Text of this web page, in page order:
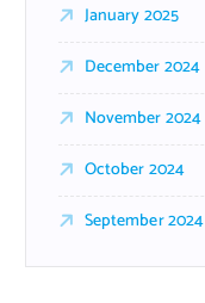
January 2025
December 2024
November 2024
October 2024
September 2024